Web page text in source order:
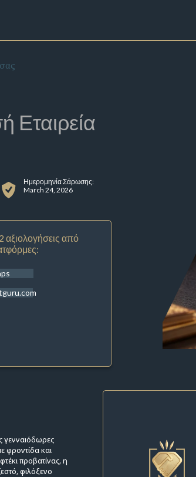
Εταιρεία
Ημερομηνία Σάρωσης:
March 24, 2026
από
γενναιόδωρες
φροντίδα και
προβατίνας, η
φιλόξενο